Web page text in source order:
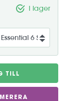
I lager
TILL